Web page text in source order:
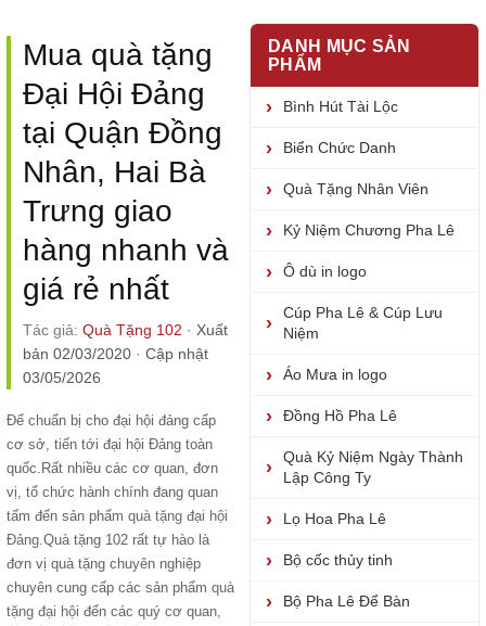
Mua quà tặng
Đại Hội Đảng
tại Quận Đồng
Nhân, Hai Bà
Trưng giao
hàng nhanh và
giá rẻ nhất
Tác giả: Quà Tặng 102 · Xuất
bản 02/03/2020 · Cập nhật
03/05/2026
Để chuẩn bị cho đại hội đảng cấp
cơ sở, tiến tới đại hội Đảng toàn
quốc.Rất nhiều các cơ quan, đơn
vị, tổ chức hành chính đang quan
tấm đến sản phẩm quà tặng đại hội
Đảng.Quà tặng 102 rất tự hào là
đơn vị quà tặng chuyên nghiệp
chuyên cung cấp các sản phẩm quà
tặng đại hội đến các quý cơ quan,
DANH MỤC SẢN
PHẨM
Bình Hút Tài Lộc
Biển Chức Danh
Quà Tặng Nhân Viên
Kỷ Niệm Chương Pha Lê
Ô dù in logo
Cúp Pha Lê & Cúp Lưu
Niệm
Áo Mưa in logo
Đồng Hồ Pha Lê
Quà Kỷ Niệm Ngày Thành
Lập Công Ty
Lọ Hoa Pha Lê
Bộ cốc thủy tinh
Bộ Pha Lê Để Bàn